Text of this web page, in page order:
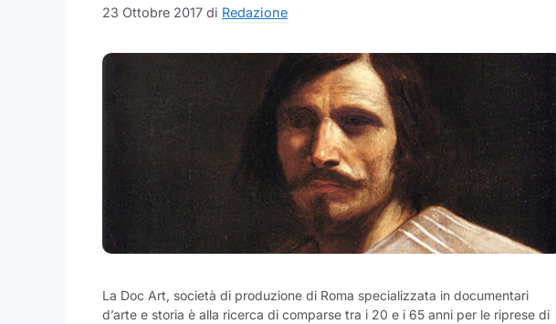
23 Ottobre 2017 di Redazione
La Doc Art, società di produzione di Roma specializzata in documentari
d’arte e storia è alla ricerca di comparse tra i 20 e i 65 anni per le riprese di